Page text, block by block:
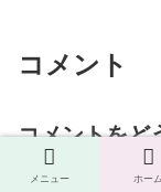
コメント
コメントをど
メールアドレス
メニュー ホーム